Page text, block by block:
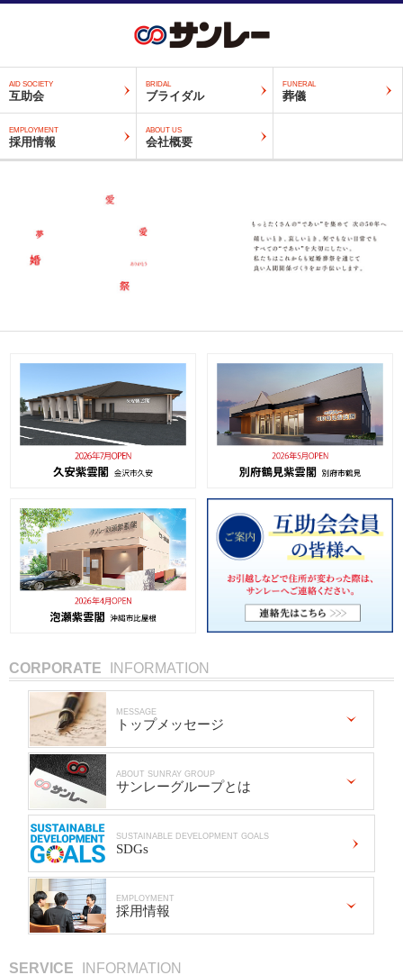
AID SOCIETY
互助会
BRIDAL
ブライダル
FUNERAL
葬儀
EMPLOYMENT
採用情報
ABOUT US
会社概要
CORPORATE INFORMATION
MESSAGE
トップメッセージ
ABOUT SUNRAY GROUP
サンレーグループとは
SUSTAINABLE DEVELOPMENT GOALS
SDGs
EMPLOYMENT
採用情報
SERVICE INFORMATION